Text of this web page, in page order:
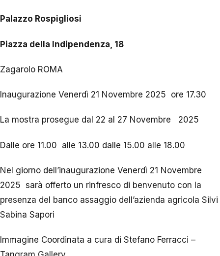
Palazzo Rospigliosi
Piazza della Indipendenza, 18
Zagarolo ROMA
Inaugurazione Venerdì 21 Novembre 2025 ore 17.30
La mostra prosegue dal 22 al 27 Novembre 2025
Dalle ore 11.00 alle 13.00 dalle 15.00 alle 18.00
Nel giorno dell’inaugurazione Venerdì 21 Novembre
2025 sarà offerto un rinfresco di benvenuto con la
presenza del banco assaggio dell’azienda agricola Silvi
Sabina Sapori
Immagine Coordinata a cura di Stefano Ferracci –